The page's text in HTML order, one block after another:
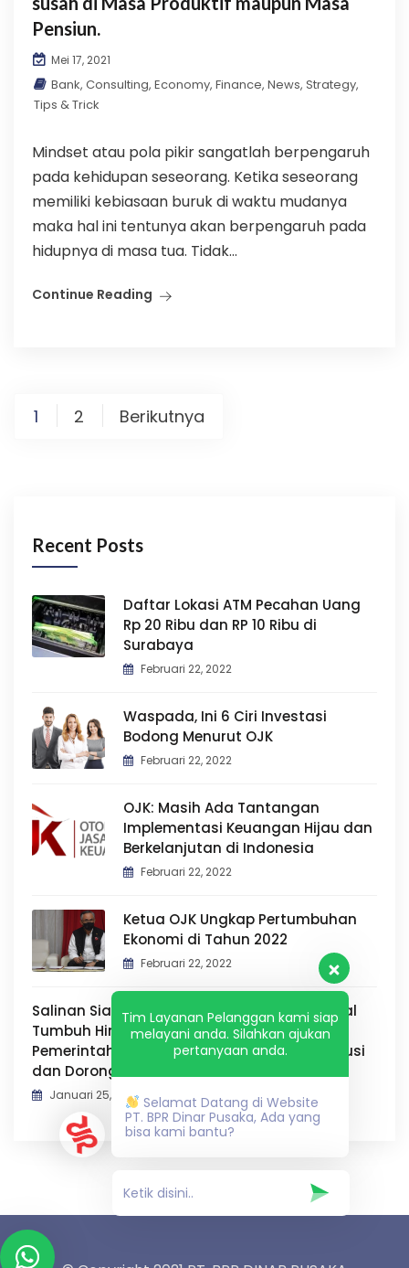
Pensiun.
Mei 17, 2021
Bank, Consulting, Economy, Finance, News, Strategy,
Tips & Trick
Mindset atau pola pikir sangatlah berpengaruh
pada kehidupan seseorang. Ketika seseorang
memiliki kebiasaan buruk di waktu mudanya
maka hal ini tentunya akan berpengaruh pada
hidupnya di masa tua. Tidak...
Continue Reading
Paginasi
1 2 Berikutnya
Recent Posts
Daftar Lokasi ATM Pecahan Uang
Rp 20 Ribu dan RP 10 Ribu di
Surabaya
Februari 22, 2022
Waspada, Ini 6 Ciri Investasi
Bodong Menurut OJK
Februari 22, 2022
OJK: Masih Ada Tantangan
Implementasi Keuangan Hijau dan
Berkelanjutan di Indonesia
Februari 22, 2022
Ketua OJK Ungkap Pertumbuhan
Ekonomi di Tahun 2022
Februari 22, 2022
Salinan Siaran Pers Bersama: Ekonomi Digital
Tumbuh Hingga Rp 4.500 Triliun di 2030,
Pemerintah dan Asosiasi Sepakat Jaga Inklusi
dan Dorong Literasi Keuangan Digital
Januari 25, 2022
Tim Layanan Pelanggan kami siap
melayani anda. Silahkan ajukan
pertanyaan anda.
Selamat Datang di Website
PT. BPR Dinar Pusaka, Ada yang
bisa kami bantu?